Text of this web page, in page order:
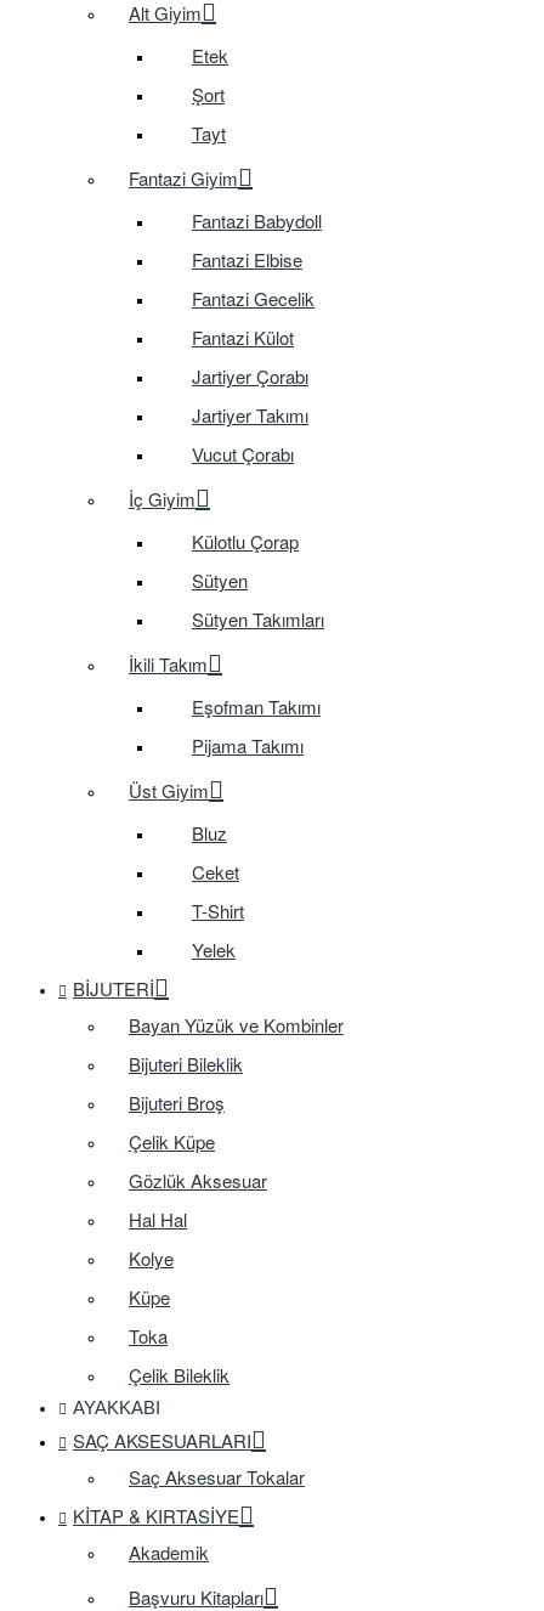
Alt Giyim
Etek
Şort
Tayt
Fantazi Giyim
Fantazi Babydoll
Fantazi Elbise
Fantazi Gecelik
Fantazi Külot
Jartiyer Çorabı
Jartiyer Takımı
Vucut Çorabı
İç Giyim
Külotlu Çorap
Sütyen
Sütyen Takımları
İkili Takım
Eşofman Takımı
Pijama Takımı
Üst Giyim
Bluz
Ceket
T-Shirt
Yelek
BIJUTERI
Bayan Yüzük ve Kombinler
Bijuteri Bileklik
Bijuteri Broş
Çelik Küpe
Gözlük Aksesuar
Hal Hal
Kolye
Küpe
Toka
Çelik Bileklik
AYAKKABI
SAÇ AKSESUARLARI
Saç Aksesuar Tokalar
KITAP & KIRTASIYE
Akademik
Başvuru Kitapları